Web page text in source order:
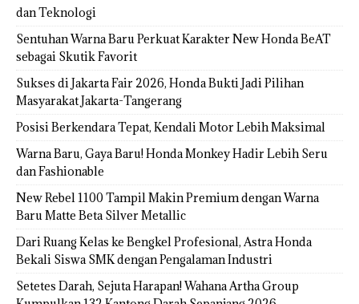
dan Teknologi
Sentuhan Warna Baru Perkuat Karakter New Honda BeAT
sebagai Skutik Favorit
Sukses di Jakarta Fair 2026, Honda Bukti Jadi Pilihan
Masyarakat Jakarta-Tangerang
Posisi Berkendara Tepat, Kendali Motor Lebih Maksimal
Warna Baru, Gaya Baru! Honda Monkey Hadir Lebih Seru
dan Fashionable
New Rebel 1100 Tampil Makin Premium dengan Warna
Baru Matte Beta Silver Metallic
Dari Ruang Kelas ke Bengkel Profesional, Astra Honda
Bekali Siswa SMK dengan Pengalaman Industri
Setetes Darah, Sejuta Harapan! Wahana Artha Group